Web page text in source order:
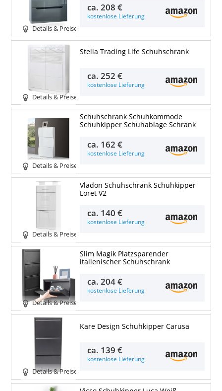
Details & Preise
ca.208 €
kostenlose Lieferung
Details & Preise
Stella Trading Life Schuhschrank
ca.252 €
kostenlose Lieferung
Details & Preise
Schuhschrank Schuhkommode
Schuhkipper Schuhablage Schrank
ca. 162 €
kostenlose Lieferung
Details & Preise
Vladon Schuhschrank Schuhkipper
Loret V2
ca. 140 €
kostenlose Lieferung
Details & Preise
Slim Magik Platzsparender
italienischer Schuhschrank
ca.204 €
kostenlose Lieferung
Details & Preise
Kare Design Schuhkipper Carusa
ca. 139 €
kostenlose Lieferung